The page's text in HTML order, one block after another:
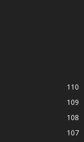
110
109
108
107